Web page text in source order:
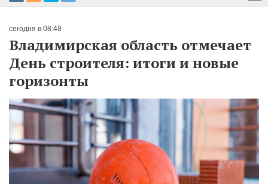
сегодня в 08:48
Владимирская область отмечает
День строителя: итоги и новые
горизонты